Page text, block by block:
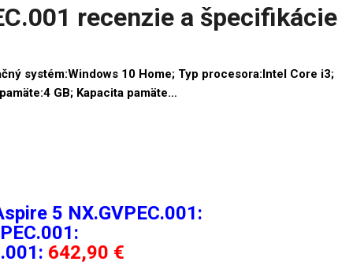
recenzie a špecifikácie
systém:Windows 10 Home; Typ procesora:Intel Core i3;
GB; Kapacita pamäte…
5 NX.GVPEC.001:
642,90 €